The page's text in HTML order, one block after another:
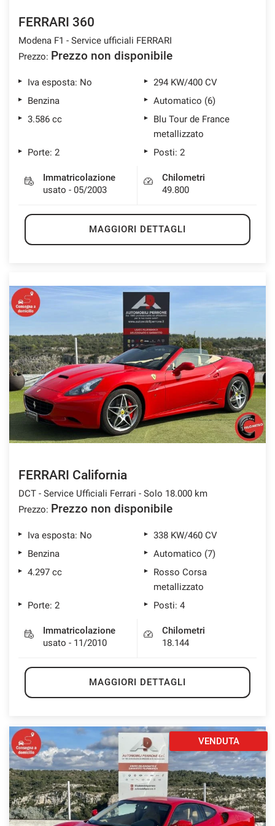
FERRARI 360
Modena F1 - Service ufficiali FERRARI
Prezzo: Prezzo non disponibile
Iva esposta: No
294 KW/400 CV
Benzina
Automatico (6)
3.586 cc
Blu Tour de France
metallizzato
Porte: 2
Posti: 2
Immatricolazione
usato - 05/2003
Chilometri
49.800
MAGGIORI DETTAGLI
FERRARI California
DCT - Service Ufficiali Ferrari - Solo 18.000 km
Prezzo: Prezzo non disponibile
Iva esposta: No
338 KW/460 CV
Benzina
Automatico (7)
4.297 cc
Rosso Corsa
metallizzato
Porte: 2
Posti: 4
Immatricolazione
usato - 11/2010
Chilometri
18.144
MAGGIORI DETTAGLI
VENDUTA
Cookie necessari
Cookie per il miglioramento dell'esperienza utente
Leggi
Salva
le
impostazioni